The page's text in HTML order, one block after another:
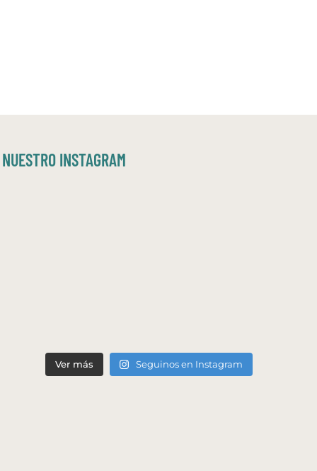
NUESTRO INSTAGRAM
Ver más Seguinos en Instagram